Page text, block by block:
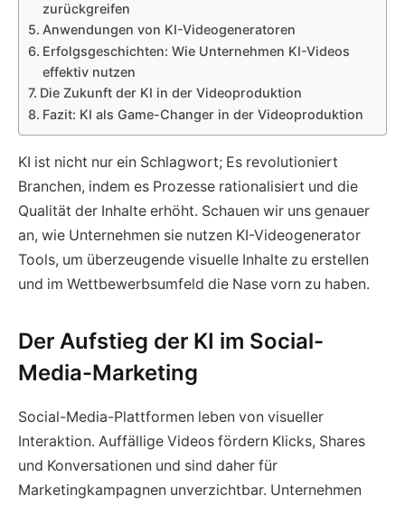
zurückgreifen
Anwendungen von KI-Videogeneratoren
Erfolgsgeschichten: Wie Unternehmen KI-Videos
effektiv nutzen
Die Zukunft der KI in der Videoproduktion
Fazit: KI als Game-Changer in der Videoproduktion
KI ist nicht nur ein Schlagwort; Es revolutioniert
Branchen, indem es Prozesse rationalisiert und die
Qualität der Inhalte erhöht. Schauen wir uns genauer
an, wie Unternehmen sie nutzen KI-Videogenerator
Tools, um überzeugende visuelle Inhalte zu erstellen
und im Wettbewerbsumfeld die Nase vorn zu haben.
Der Aufstieg der KI im Social-
Media-Marketing
Social-Media-Plattformen leben von visueller
Interaktion. Auffällige Videos fördern Klicks, Shares
und Konversationen und sind daher für
Marketingkampagnen unverzichtbar. Unternehmen